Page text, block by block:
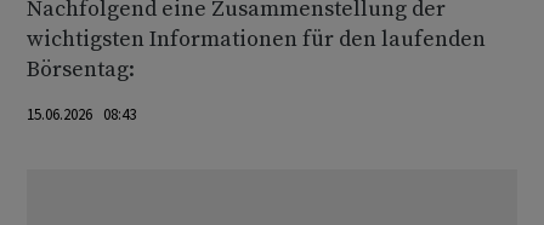
Nachfolgend eine Zusammenstellung der
wichtigsten Informationen für den laufenden
Börsentag:
15.06.2026 08:43